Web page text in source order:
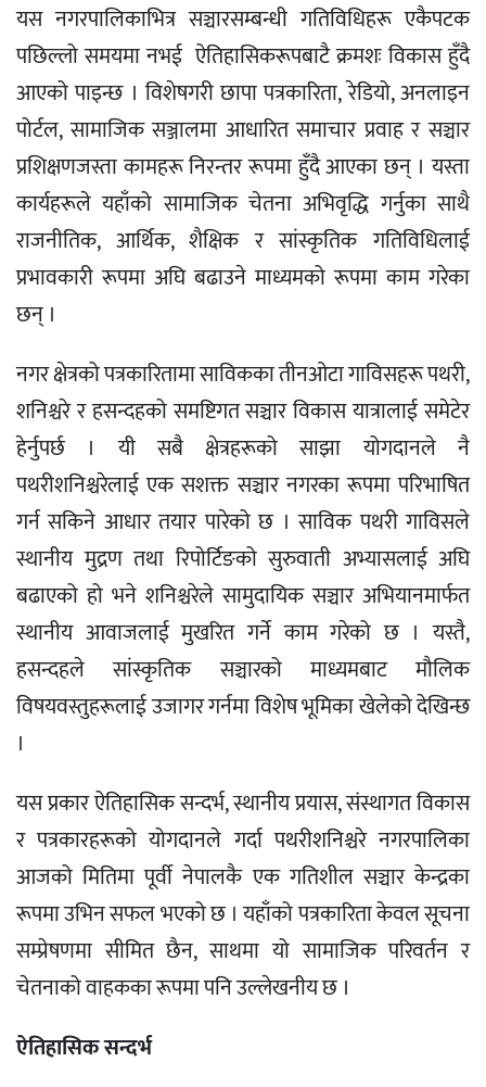
यस नगरपालिकाभित्र सञ्चारसम्बन्धी गतिविधिहरू एकैपटक
पछिल्लो समयमा नभई ऐतिहासिकरूपबाटै क्रमशः विकास हुँदै
आएको पाइन्छ । विशेषगरी छापा पत्रकारिता, रेडियो, अनलाइन
पोर्टल, सामाजिक सञ्जालमा आधारित समाचार प्रवाह र सञ्चार
प्रशिक्षणजस्ता कामहरू निरन्तर रूपमा हुँदै आएका छन् । यस्ता
कार्यहरूले यहाँको सामाजिक चेतना अभिवृद्धि गर्नुका साथै
राजनीतिक, आर्थिक, शैक्षिक र सांस्कृतिक गतिविधिलाई
प्रभावकारी रूपमा अघि बढाउने माध्यमको रूपमा काम गरेका
छन् ।
नगर क्षेत्रको पत्रकारितामा साविकका तीनओटा गाविसहरू पथरी,
शनिश्चरे र हसन्दहको समष्टिगत सञ्चार विकास यात्रालाई समेटेर
हेर्नुपर्छ । यी सबै क्षेत्रहरूको साझा योगदानले नै
पथरीशनिश्चरेलाई एक सशक्त सञ्चार नगरका रूपमा परिभाषित
गर्न सकिने आधार तयार पारेको छ । साविक पथरी गाविसले
स्थानीय मुद्रण तथा रिपोर्टिङको सुरुवाती अभ्यासलाई अघि
बढाएको हो भने शनिश्चरेले सामुदायिक सञ्चार अभियानमार्फत
स्थानीय आवाजलाई मुखरित गर्ने काम गरेको छ । यस्तै,
हसन्दहले सांस्कृतिक सञ्चारको माध्यमबाट मौलिक
विषयवस्तुहरूलाई उजागर गर्नमा विशेष भूमिका खेलेको देखिन्छ
।
यस प्रकार ऐतिहासिक सन्दर्भ, स्थानीय प्रयास, संस्थागत विकास
र पत्रकारहरूको योगदानले गर्दा पथरीशनिश्चरे नगरपालिका
आजको मितिमा पूर्वी नेपालकै एक गतिशील सञ्चार केन्द्रका
रूपमा उभिन सफल भएको छ । यहाँको पत्रकारिता केवल सूचना
सम्प्रेषणमा सीमित छैन, साथमा यो सामाजिक परिवर्तन र
चेतनाको वाहकका रूपमा पनि उल्लेखनीय छ ।
ऐतिहासिक सन्दर्भ